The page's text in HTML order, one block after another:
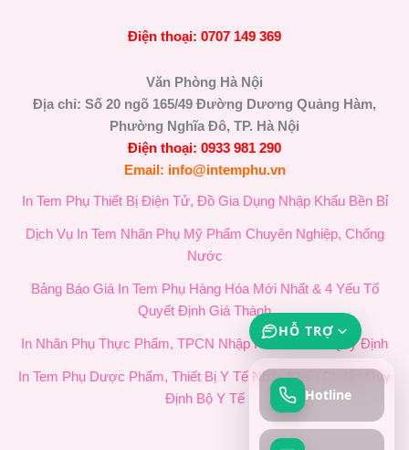
Điện thoại: 0707 149 369
Văn Phòng Hà Nội
Địa chỉ: Số 20 ngõ 165/49 Đường Dương Quảng Hàm,
Phường Nghĩa Đô, TP. Hà Nội
Điện thoại: 0933 981 290
Email: info@intemphu.vn
In Tem Phụ Thiết Bị Điện Tử, Đồ Gia Dụng Nhập Khẩu Bền Bỉ
Dịch Vụ In Tem Nhãn Phụ Mỹ Phẩm Chuyên Nghiệp, Chống
Nước
Bảng Báo Giá In Tem Phụ Hàng Hóa Mới Nhất & 4 Yếu Tố
Quyết Định Giá Thành
In Nhãn Phụ Thực Phẩm, TPCN Nhập Khẩu Chuẩn Quy Định
In Tem Phụ Dược Phẩm, Thiết Bị Y Tế Nhập Khẩu Chuẩn Quy
Định Bộ Y Tế
HỖ TRỢ
Hotline